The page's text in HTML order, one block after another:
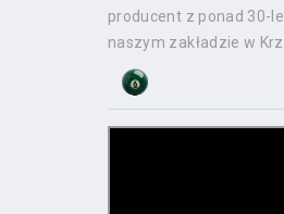
producent z ponad 30-
naszym zakładzie w